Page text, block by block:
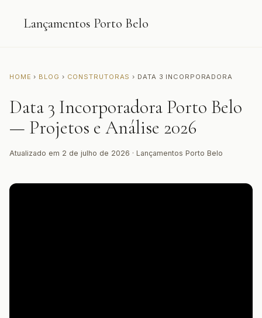
Lançamentos Porto Belo
HOME › BLOG › CONSTRUTORAS › DATA 3 INCORPORADORA
Data 3 Incorporadora Porto Belo
— Projetos e Análise 2026
Atualizado em 2 de julho de 2026 · Lançamentos Porto Belo